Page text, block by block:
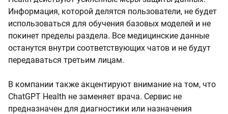
Информация, которой делятся пользователи, не будет
использоваться для обучения базовых моделей и не
покинет пределы раздела. Все медицинские данные
останутся внутри соответствующих чатов и не будут
передаваться третьим лицам.
В компании также акцентируют внимание на том, что
ChatGPT Health не заменяет врача. Сервис не
предназначен для диагностики или назначения